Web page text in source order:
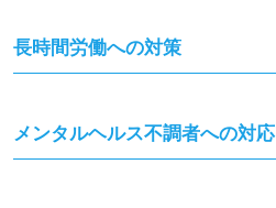
長時間労働への対策
メンタルヘルス不調者への対応